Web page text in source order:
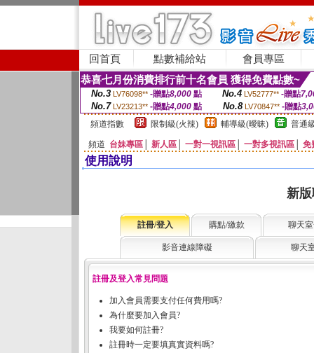
回首頁 點數補給站 會員專區
恭喜七月份消費排行前十名會員 獲得免費點數~
No.3 LV76098** -贈點8,000點 No.4 LV52777** -贈點
No.7 LV23213** -贈點4,000 點 No.8 LV70847** -贈點
頻道指數
限制級(火辣) 輔導級(曖昧) 普通
頻道 台妹專區 新人區 一對一視訊區 一對多視訊區 免
使用說明
新
註冊/登入 購點/繳款 聊天
影音連線障礙 聊天
註冊及登入常見問題
加入會員需要支付任何費用嗎?
為什麼要加入會員?
我要如何註冊?
註冊時一定要填真實資料嗎?